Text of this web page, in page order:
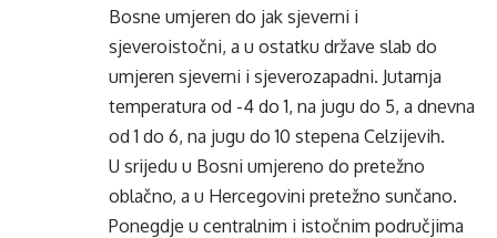
Bosne umjeren do jak sjeverni i
sjeveroistočni, a u ostatku države slab do
umjeren sjeverni i sjeverozapadni. Jutarnja
temperatura od -4 do 1, na jugu do 5, a dnevna
od 1 do 6, na jugu do 10 stepena Celzijevih.
U srijedu u Bosni umjereno do pretežno
oblačno, a u Hercegovini pretežno sunčano.
Ponegdje u centralnim i istočnim područjima